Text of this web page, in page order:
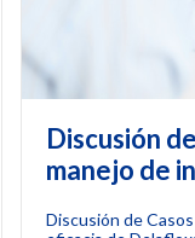
Discusión
manejo de
Discusión de